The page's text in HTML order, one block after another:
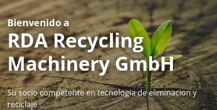
Bienvenido a
RDA Recycling
Machinery GmbH
Su socio competente en tecnologia de eliminacion y
reciclaje